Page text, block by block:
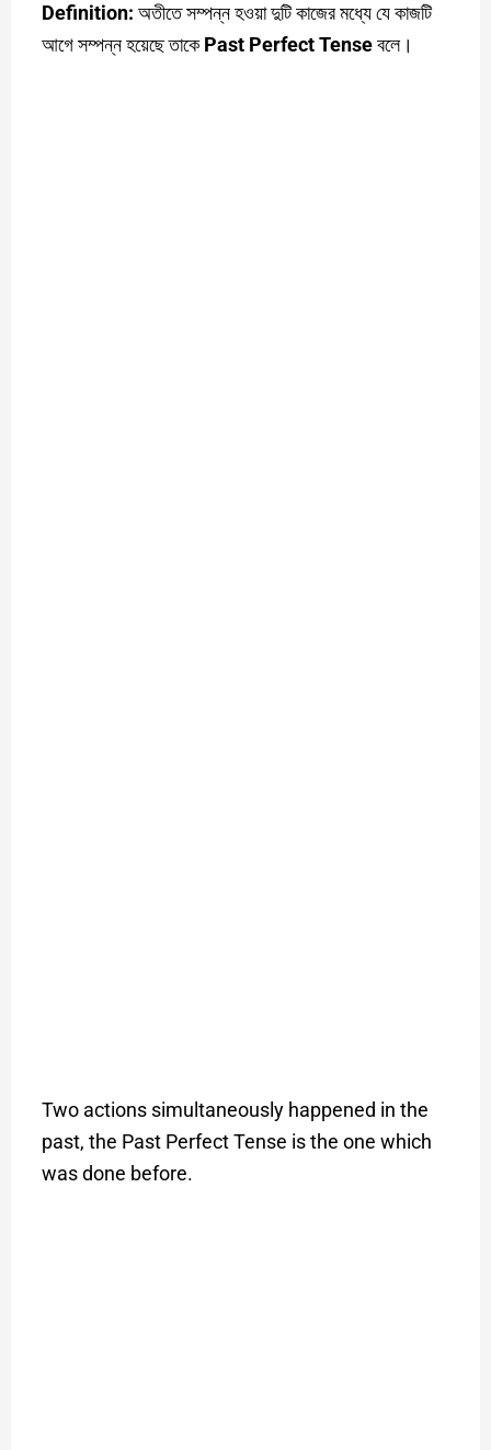
Definition: অতীতে সম্পন্ন হওয়া দুটি কাজের মধ্যে যে কাজটি
আগে সম্পন্ন হয়েছে তাকেPast Perfect Tenseবলে।
Two actions simultaneously happened in the
past, the Past Perfect Tense is the one which
was done before.